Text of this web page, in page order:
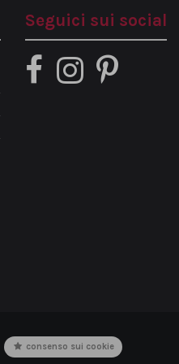
Seguici sui social
consenso sui cookie